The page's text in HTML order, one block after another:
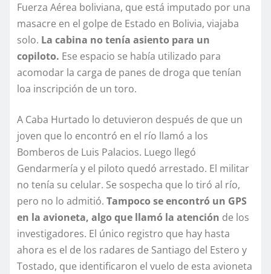
Fuerza Aérea boliviana, que está imputado por una
masacre en el golpe de Estado en Bolivia, viajaba
solo. La cabina no tenía asiento para un
copiloto. Ese espacio se había utilizado para
acomodar la carga de panes de droga que tenían
loa inscripción de un toro.
A Caba Hurtado lo detuvieron después de que un
joven que lo encontró en el río llamó a los
Bomberos de Luis Palacios. Luego llegó
Gendarmería y el piloto quedó arrestado. El militar
no tenía su celular. Se sospecha que lo tiró al río,
pero no lo admitió. Tampoco se encontró un GPS
en la avioneta, algo que llamó la atención de los
investigadores. El único registro que hay hasta
ahora es el de los radares de Santiago del Estero y
Tostado, que identificaron el vuelo de esta avioneta